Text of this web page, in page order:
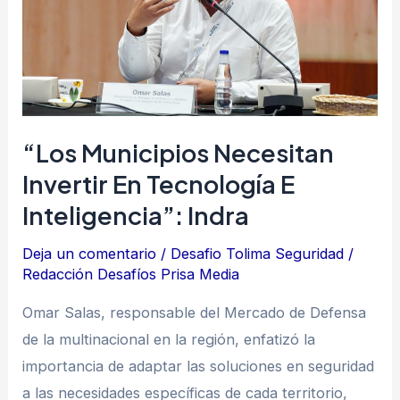
“Los Municipios Necesitan
Invertir En Tecnología E
Inteligencia”: Indra
Deja un comentario / Desafio Tolima Seguridad /
Redacción Desafíos Prisa Media
Omar Salas, responsable del Mercado de Defensa
de la multinacional en la región, enfatizó la
importancia de adaptar las soluciones en seguridad
a las necesidades específicas de cada territorio,
inteligencia”:
Indra